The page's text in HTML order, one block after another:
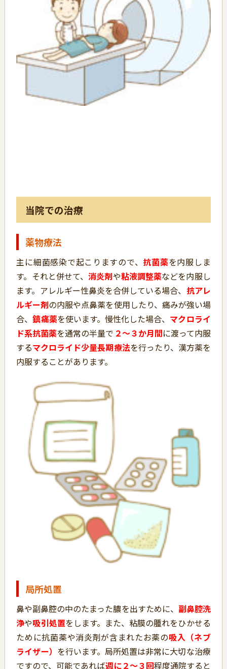
当院での治療
薬物療法
主に細菌感染で起こりますので、抗菌薬を内服しま
す。それと併せて、消炎剤や粘液調整薬などを内服し
ます。アレルギー性鼻炎を合併している場合、 抗アレ
ルギー剤の内服や点鼻薬を使用したり、痛みが強い場
合、鎮痛薬を使います。慢性化した場合、 マクロライ
ド系抗菌薬を通常の半量で ２～３か月間に渡って内服
するマクロライド少量長期療法を行ったり、漢方薬を
内服することがあります。
局所処置
鼻や副鼻腔の中のたまった膿を出すために、 副鼻腔洗
浄や吸引処置をします。また、粘膜の腫れをひかせる
ために抗菌薬や消炎剤が含まれたお薬の吸入（ネブ
ライザー） を行います。局所処置は非常に大切な治療
ですので、可能であれば週に２～３回程度通院すると